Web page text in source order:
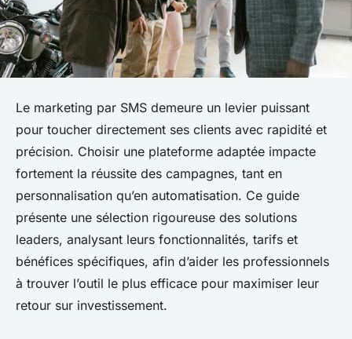
Le marketing par SMS demeure un levier puissant
pour toucher directement ses clients avec rapidité et
précision. Choisir une plateforme adaptée impacte
fortement la réussite des campagnes, tant en
personnalisation qu’en automatisation. Ce guide
présente une sélection rigoureuse des solutions
leaders, analysant leurs fonctionnalités, tarifs et
bénéfices spécifiques, afin d’aider les professionnels
à trouver l’outil le plus efficace pour maximiser leur
retour sur investissement.